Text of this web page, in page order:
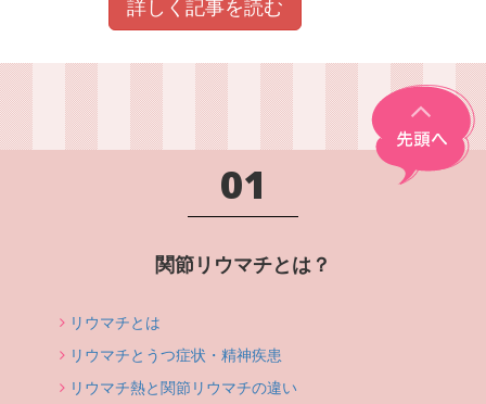
01
関節リウマチとは？
リウマチとは
リウマチとうつ症状・精神疾患
リウマチ熱と関節リウマチの違い